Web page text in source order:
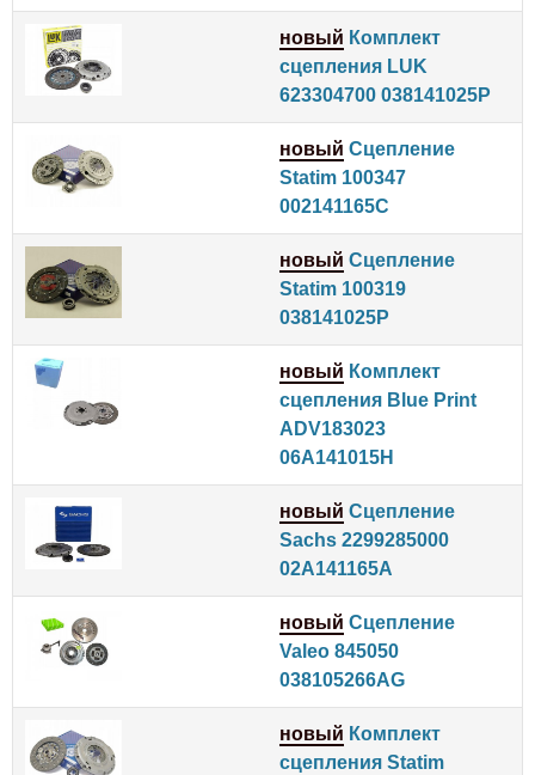
новый Комплект
сцепления LUK
623304700 038141025P
новый Сцепление
Statim 100347
002141165C
новый Сцепление
Statim 100319
038141025P
новый Комплект
сцепления Blue Print
ADV183023
06A141015H
новый Сцепление
Sachs 2299285000
02A141165A
новый Сцепление
Valeo 845050
038105266AG
новый Комплект
сцепления Statim